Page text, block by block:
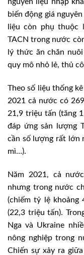
biến động giá
liệu còn phụ thuộc
TACN trong nước
lý thức ăn chăn
quy mô nhỏ lẻ, thủ
Theo số liệu thống
2021 cả nước có
21,9 triệu tấn (tăng
đáp ứng sản lượng
cần số lượng rất lớn
mì…).
Năm 2021, cả
nhưng trong nước
(chiếm tỷ lệ khoảng
(22,3 triệu tấn).
Nga và Ukraine
nông nghiệp trong
Chiến sự xảy ra